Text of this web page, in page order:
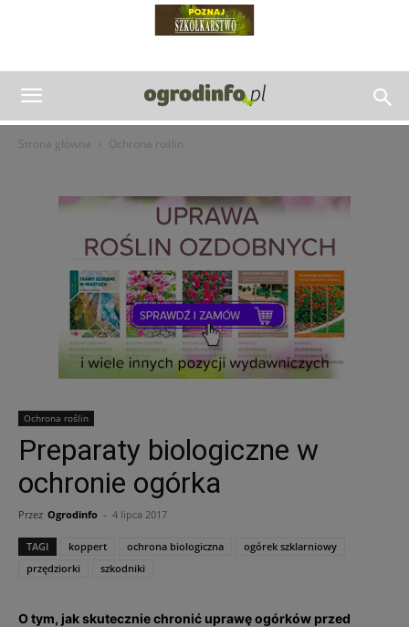
Strona główna Ochrona roślin
Ochrona roślin
Preparaty biologiczne w
ochronie ogórka
Przez Ogrodinfo - 4 lipca 2017
TAGI koppert ochrona biologiczna
ogórek szklarniowy
przędziorki
szkodniki
O tym, jak skutecznie chronić uprawę ogórków przed